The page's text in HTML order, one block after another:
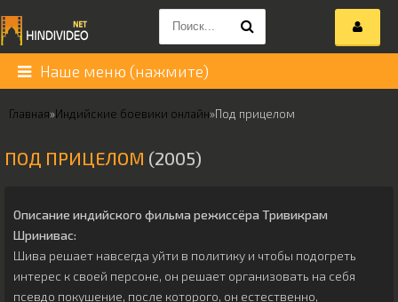
Наше меню (нажмите)
Главная»Индийские боевики онлайн»Под прицелом
ПОД ПРИЦЕЛОМ (2005)
Описание индийского фильма режиссёра Тривикрам
Шринивас:
Шива решает навсегда уйти в политику и чтобы подогреть
интерес к своей персоне, он решает организовать на себя
псевдо покушение, после которого, он естественно,